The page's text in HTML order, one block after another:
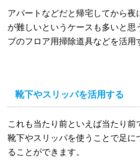
アパートなどだと帰宅してから夜
が難しいというケースも多いと思
プのフロア用掃除道具などを活用
靴下やスリッパを活用する
これも当たり前といえば当たり前
靴下やスリッパを使うことで足に
ることができます。